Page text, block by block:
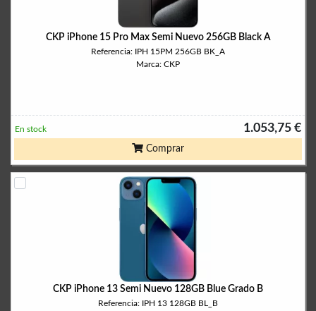
CKP iPhone 15 Pro Max Semi Nuevo 256GB Black A
Referencia: IPH 15PM 256GB BK_A
Marca: CKP
1.053,75 €
En stock
Comprar
CKP iPhone 13 Semi Nuevo 128GB Blue Grado B
Referencia: IPH 13 128GB BL_B